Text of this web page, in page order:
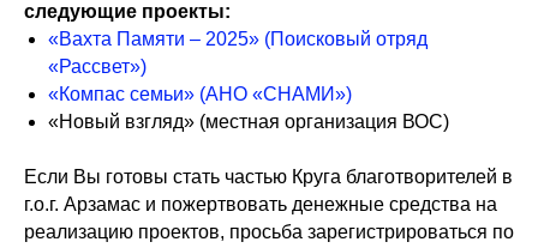
следующие проекты:
«Вахта Памяти – 2025» (Поисковый отряд
«Рассвет»)
«Компас семьи» (АНО «СНАМИ»)
«Новый взгляд» (местная организация ВОС)
Если Вы готовы стать частью Круга благотворителей в
г.о.г. Арзамас и пожертвовать денежные средства на
реализацию проектов, просьба зарегистрироваться по